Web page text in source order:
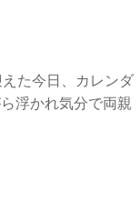
た今日、カレンダ
浮かれ気分で両親